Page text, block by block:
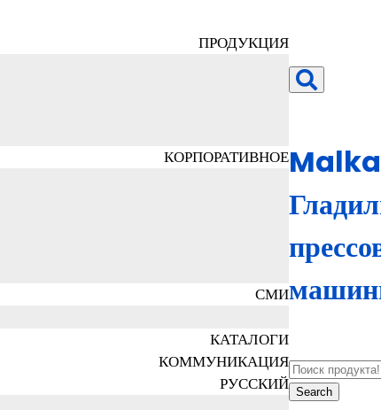
ПРОДУКЦИЯ
КОРПОРАТИВНОЕ
СМИ
КАТАЛОГИ
КОММУНИКАЦИЯ
РУССКИЙ